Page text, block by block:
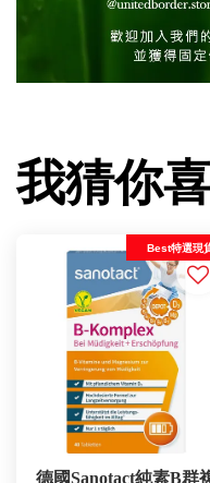
我猜你
Best特選現
德國Sanotact純素B群